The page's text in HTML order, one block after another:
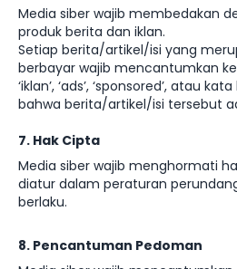
Media siber wajib membedakan
produk berita dan iklan.
Setiap berita/artikel/isi yang
berbayar wajib mencantumkan
‘iklan’, ‘ads’, ‘sponsored’, atau
bahwa berita/artikel/isi tersebut
7. Hak Cipta
Media siber wajib menghormati
diatur dalam peraturan
berlaku.
8. Pencantuman Pedoman